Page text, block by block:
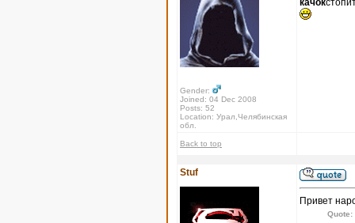
Gender:
Joined: 04 Dec 2008
Posts: 52
Location: Урал,Челябинская
обл.
качок
Back to top
Stuf
Привет
Quote: